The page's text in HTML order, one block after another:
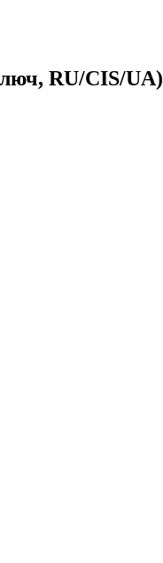
RU/CIS/UA)